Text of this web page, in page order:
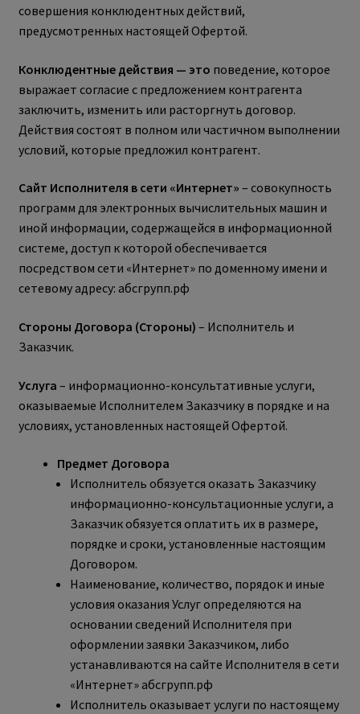
совершения конклюдентных действий,
предусмотренных настоящей Офертой.
Конклюдентные действия — это поведение, которое
выражает согласие с предложением контрагента
заключить, изменить или расторгнуть договор.
Действия состоят в полном или частичном выполнении
условий, которые предложил контрагент.
Сайт Исполнителя в сети «Интернет» – совокупность
программ для электронных вычислительных машин и
иной информации, содержащейся в информационной
системе, доступ к которой обеспечивается
посредством сети «Интернет» по доменному имени и
сетевому адресу: абсгрупп.рф
Стороны Договора (Стороны) – Исполнитель и
Заказчик.
Услуга – информационно-консультативные услуги,
оказываемые Исполнителем Заказчику в порядке и на
условиях, установленных настоящей Офертой.
Предмет Договора
Исполнитель обязуется оказать Заказчику
информационно-консультационные услуги, а
Заказчик обязуется оплатить их в размере,
порядке и сроки, установленные настоящим
Договором.
Наименование, количество, порядок и иные
условия оказания Услуг определяются на
основании сведений Исполнителя при
оформлении заявки Заказчиком, либо
устанавливаются на сайте Исполнителя в сети
«Интернет» абсгрупп.рф
Исполнитель оказывает услуги по настоящему